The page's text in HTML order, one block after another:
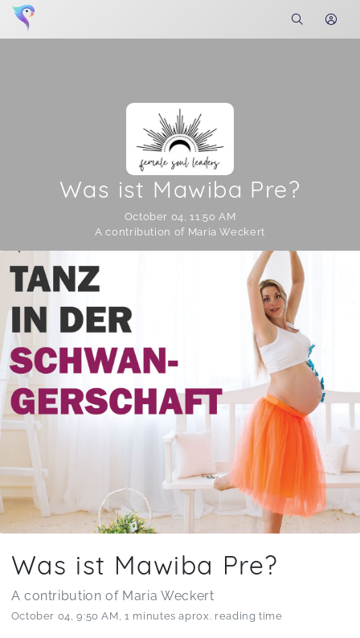
Was ist Mawiba Pre?
October 04 ,11:50 AM
A contribution of Maria Weckert
Soon you will learn more about me here...
Was ist Mawiba Pre?
A contribution of Maria Weckert
October 04 ,9:50 AM ,1 minutes aprox. reading time